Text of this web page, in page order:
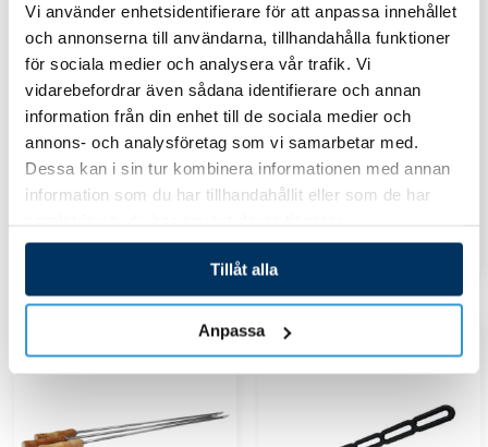
Vi använder enhetsidentifierare för att anpassa innehållet
och annonserna till användarna, tillhandahålla funktioner
för sociala medier och analysera vår trafik. Vi
vidarebefordrar även sådana identifierare och annan
information från din enhet till de sociala medier och
annons- och analysföretag som vi samarbetar med.
Dessa kan i sin tur kombinera informationen med annan
information som du har tillhandahållit eller som de har
Tillåt alla
Anpassa
1-2-3-funktions touch
mini
Välj alternativ
varianter.
De
olika
alternativen
kan
väljas
Doseringspumpar 230 V
varianter.
De
olika
alternativen
kan
väljas